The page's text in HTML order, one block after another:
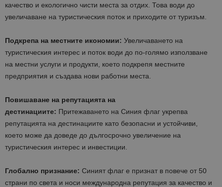
качество и екологично чисти места за отдих. Това води до
увеличаване на туристическия поток и приходите от туризъм.
Подкрепа на местните икономии: Увеличаването на
туристическия интерес и поток води до по-голямо използване
на местни услуги и продукти, което подкрепя местните
предприятия и създава нови работни места.
Повишаване на репутацията на
дестинациите: Притежаването на Синия флаг укрепва
репутацията на дестинациите като безопасни и устойчиви,
което може да доведе до дългосрочно увеличение на
туристическия интерес и инвестиции.
Глобално признание: Синият флаг е признат в повече от 50
страни по света и носи международна репутация за качество и